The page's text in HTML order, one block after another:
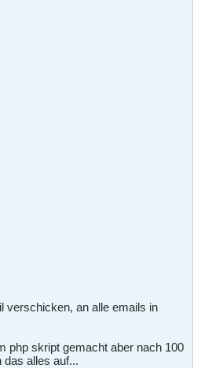
verschicken, an alle emails in
php skript gemacht aber nach 100
das alles auf...